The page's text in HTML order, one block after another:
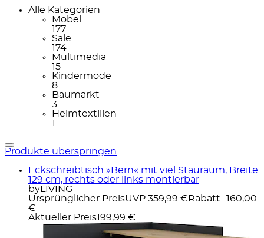
Alle Kategorien
Möbel
177
Sale
174
Multimedia
15
Kindermode
8
Baumarkt
3
Heimtextilien
1
Produkte überspringen
Eckschreibtisch »Bern« mit viel Stauraum, Breite
129 cm, rechts oder links montierbar
byLIVING
Ursprünglicher PreisUVP 359,99 € Rabatt- 160,00
€
Aktueller Preis199,99 €